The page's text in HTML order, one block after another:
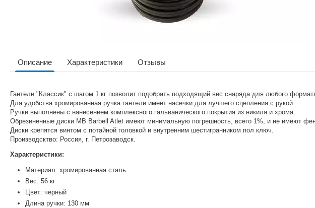
Описание Характеристики Отзывы
Гантели "Классик" с шагом 1 кг позволит подобрать подходящий вес снаряда для любого
Для удобства хромированная ручка гантели имеет насечки для лучшего сцепления с рукой.
Ручки выполнены с нанесением комплексного гальванического покрытия из никиля и хрома.
Обрезиненные диски MB Barbell Atlet имеют минимальную погрешность, всего 1%, и не имеют
Диски крепятся винтом с потайной головкой и внутренним шестигранником пол ключ.
Производсктво: Россия, г. Петрозаводск.
Характеристики:
Материал: хромированная сталь
Вес: 56 кг
Цвет: черный
Длина ручки: 130 мм